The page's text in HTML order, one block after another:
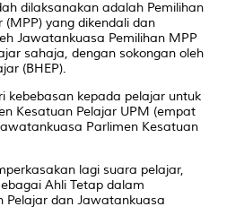
dilaksanakan adalah Pemilihan
yang dikendali dan
Jawatankuasa Pemilihan MPP
sahaja, dengan sokongan oleh
(BHEP).
kebebasan kepada pelajar untuk
Kesatuan Pelajar UPM (empat
Parlimen Kesatuan
lagi suara pelajar,
Ahli Tetap dalam
Pelajar dan Jawatankuasa